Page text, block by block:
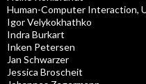
Human-Computer Interaction,
Igor Velykokhathko
Indra Burkart
Inken Petersen
Jan Schwarzer
Jessica Broscheit